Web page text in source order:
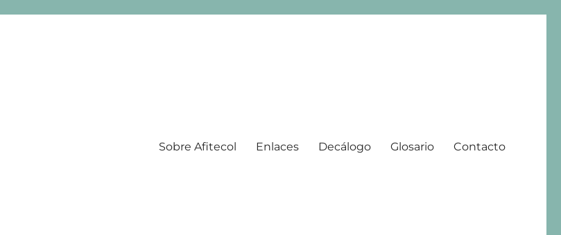
Sobre Afitecol Enlaces Decálogo Glosario Contacto